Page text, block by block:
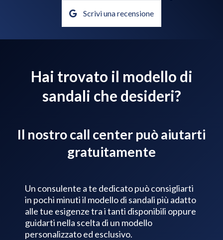
Scrivi una recensione
Hai trovato il modello di
sandali che desideri?
Il nostro call center può aiutarti
gratuitamente
Un consulente a te dedicato può consigliarti
in pochi minuti il modello di sandali più adatto
alle tue esigenze tra i tanti disponibili oppure
guidarti nella scelta di un modello
personalizzato ed esclusivo.